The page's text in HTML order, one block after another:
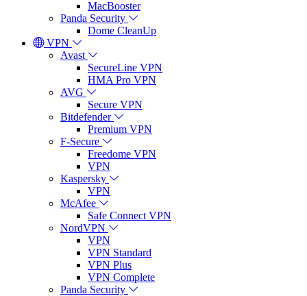
MacBooster
Panda Security
Dome CleanUp
VPN
Avast
SecureLine VPN
HMA Pro VPN
AVG
Secure VPN
Bitdefender
Premium VPN
F-Secure
Freedome VPN
VPN
Kaspersky
VPN
McAfee
Safe Connect VPN
NordVPN
VPN
VPN Standard
VPN Plus
VPN Complete
Panda Security